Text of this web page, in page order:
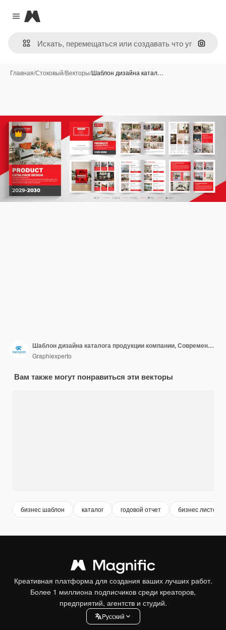
Close menu
Magnific
Поиск
Главная/Стоковый/Векторы/Шаблон дизайна катал…
Премиум
Шаблон дизайна каталога продукции компании, Современный шаблон оформления каталога продукции
Graphiexperto
Вам также могут понравиться эти векторы
бизнес шаблон каталог годовой отчет бизнес листовки
Креативная платформа для создания ваших лучших работ.
Более 1 миллиона подписчиков среди креаторов,
предприятий, агентств и студий.
Pусский